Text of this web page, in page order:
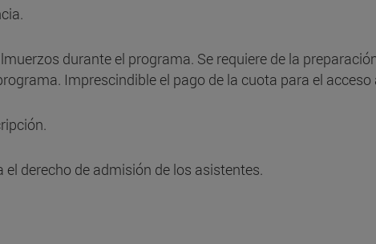
durante el programa. Se requiere de la
Imprescindible el pago de la cuota para el
derecho de admisión de los asistentes.